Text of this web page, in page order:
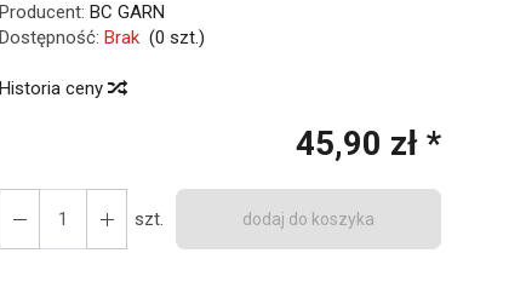
Producent: BC GARN
Dostępność: Brak (0 szt.)
Historia ceny
45,90 zł *
szt. dodaj do koszyka